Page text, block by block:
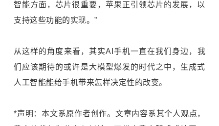
智能方面，芯片很重要，苹果正引领芯片的发展，以
支持这些功能的实现。”
从这样的角度来看，其实AI手机一直在我们身边，我
们应该期待的或许是大模型爆发的时代之中，生成式
人工智能能给手机带来怎样决定性的改变。
*声明：本文系原作者创作。文章内容系其个人观点，